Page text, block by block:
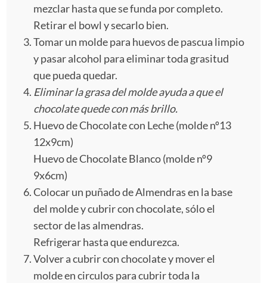
mezclar hasta que se funda por completo.
Retirar el bowl y secarlo bien.
Tomar un molde para huevos de pascua limpio
y pasar alcohol para eliminar toda grasitud
que pueda quedar.
Eliminar la grasa del molde ayuda a que el
chocolate quede con más brillo.
Huevo de Chocolate con Leche (molde nº13
12x9cm)
Huevo de Chocolate Blanco (molde nº9
9x6cm)
Colocar un puñado de Almendras en la base
del molde y cubrir con chocolate, sólo el
sector de las almendras.
Refrigerar hasta que endurezca.
Volver a cubrir con chocolate y mover el
molde en circulos para cubrir toda la